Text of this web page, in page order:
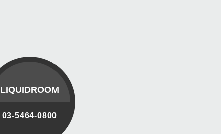
LIQUIDROOM
03-5464-0800